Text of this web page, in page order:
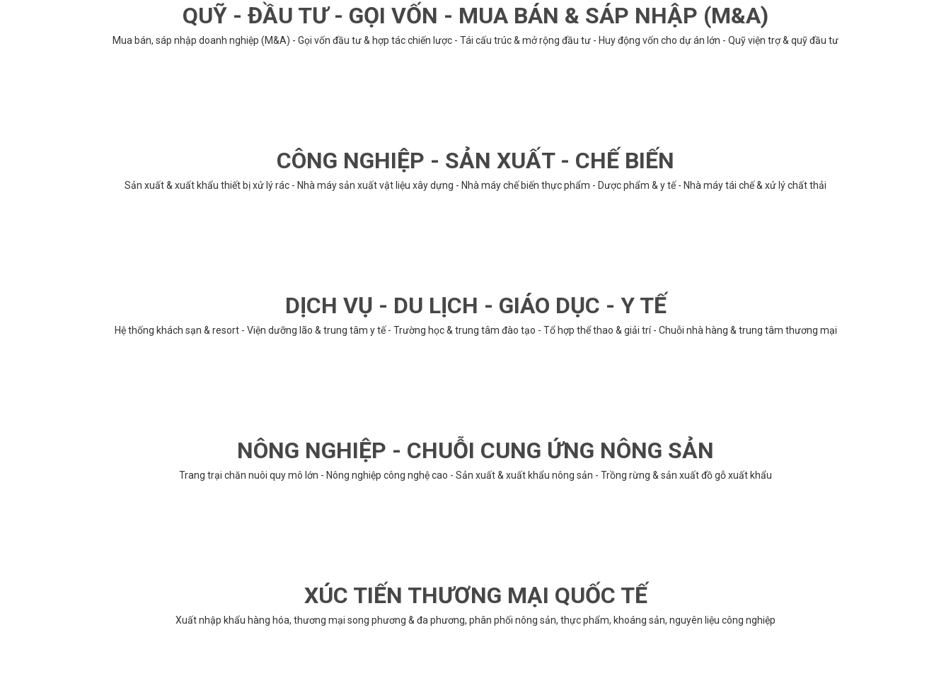
QUỸ - ĐẦU TƯ - GỌI VỐN - MUA BÁN & SÁP NHẬP (M&A)
Mua bán, sáp nhập doanh nghiệp (M&A) - Gọi vốn đầu tư & hợp tác chiến lược - Tái cấu trúc & mở rộng đầu tư - Huy động vốn cho dự án lớn - Quỹ viện trợ & quỹ đầu tư
CÔNG NGHIỆP - SẢN XUẤT - CHẾ BIẾN
Sản xuất & xuất khẩu thiết bị xử lý rác - Nhà máy sản xuất vật liệu xây dựng - Nhà máy chế biến thực phẩm - Dược phẩm & y tế - Nhà máy tái chế & xử lý chất thải
DỊCH VỤ - DU LỊCH - GIÁO DỤC - Y TẾ
Hệ thống khách sạn & resort - Viện dưỡng lão & trung tâm y tế - Trường học & trung tâm đào tạo - Tổ hợp thể thao & giải trí - Chuỗi nhà hàng & trung tâm thương mại
NÔNG NGHIỆP - CHUỖI CUNG ỨNG NÔNG SẢN
Trang trại chăn nuôi quy mô lớn - Nông nghiệp công nghệ cao - Sản xuất & xuất khẩu nông sản - Trồng rừng & sản xuất đồ gỗ xuất khẩu
XÚC TIẾN THƯƠNG MẠI QUỐC TẾ
Xuất nhập khẩu hàng hóa, thương mại song phương & đa phương, phân phối nông sản, thực phẩm, khoáng sản, nguyên liệu công nghiệp